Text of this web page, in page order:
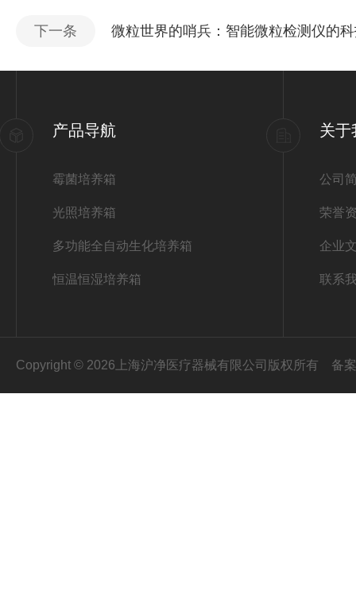
下一条 微粒世界的哨兵：智能微粒检测仪的
产品导航
霉菌培养箱
光照培养箱
多功能全自动生化培养箱
恒温恒湿培养箱
关于
公司
荣誉
企业
联系
Copyright © 2026上海沪净医疗器械有限公司版权所有 备